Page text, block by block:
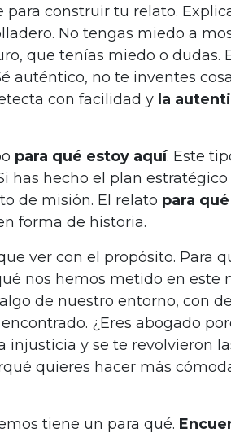
para construir tu relato.
No tengas miedo a
que tenías miedo o dudas.
auténtico, no te inventes
con facilidad y la
para qué estoy aquí. Este
has hecho el plan
de misión. El relato para
forma de historia.
ver con el propósito. Para
nos hemos metido en
de nuestro entorno, con
¿Eres abogado
injusticia y se te revolvieron
quieres hacer más
tiene un para qué.